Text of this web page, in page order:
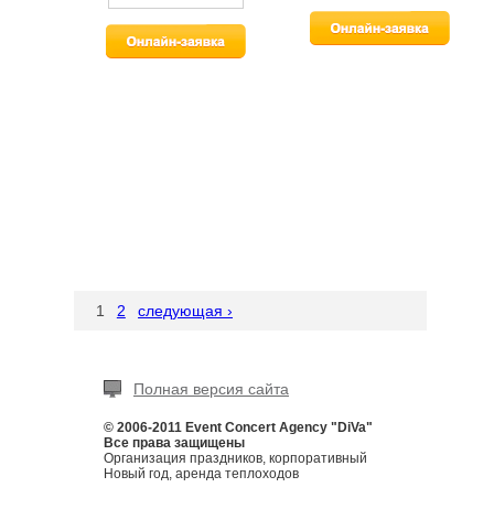
1 2 следующая ›
Полная версия сайта
© 2006-2011 Event Concert Agency "DiVa"
Все права защищены
Организация праздников, корпоративный
Новый год, аренда теплоходов